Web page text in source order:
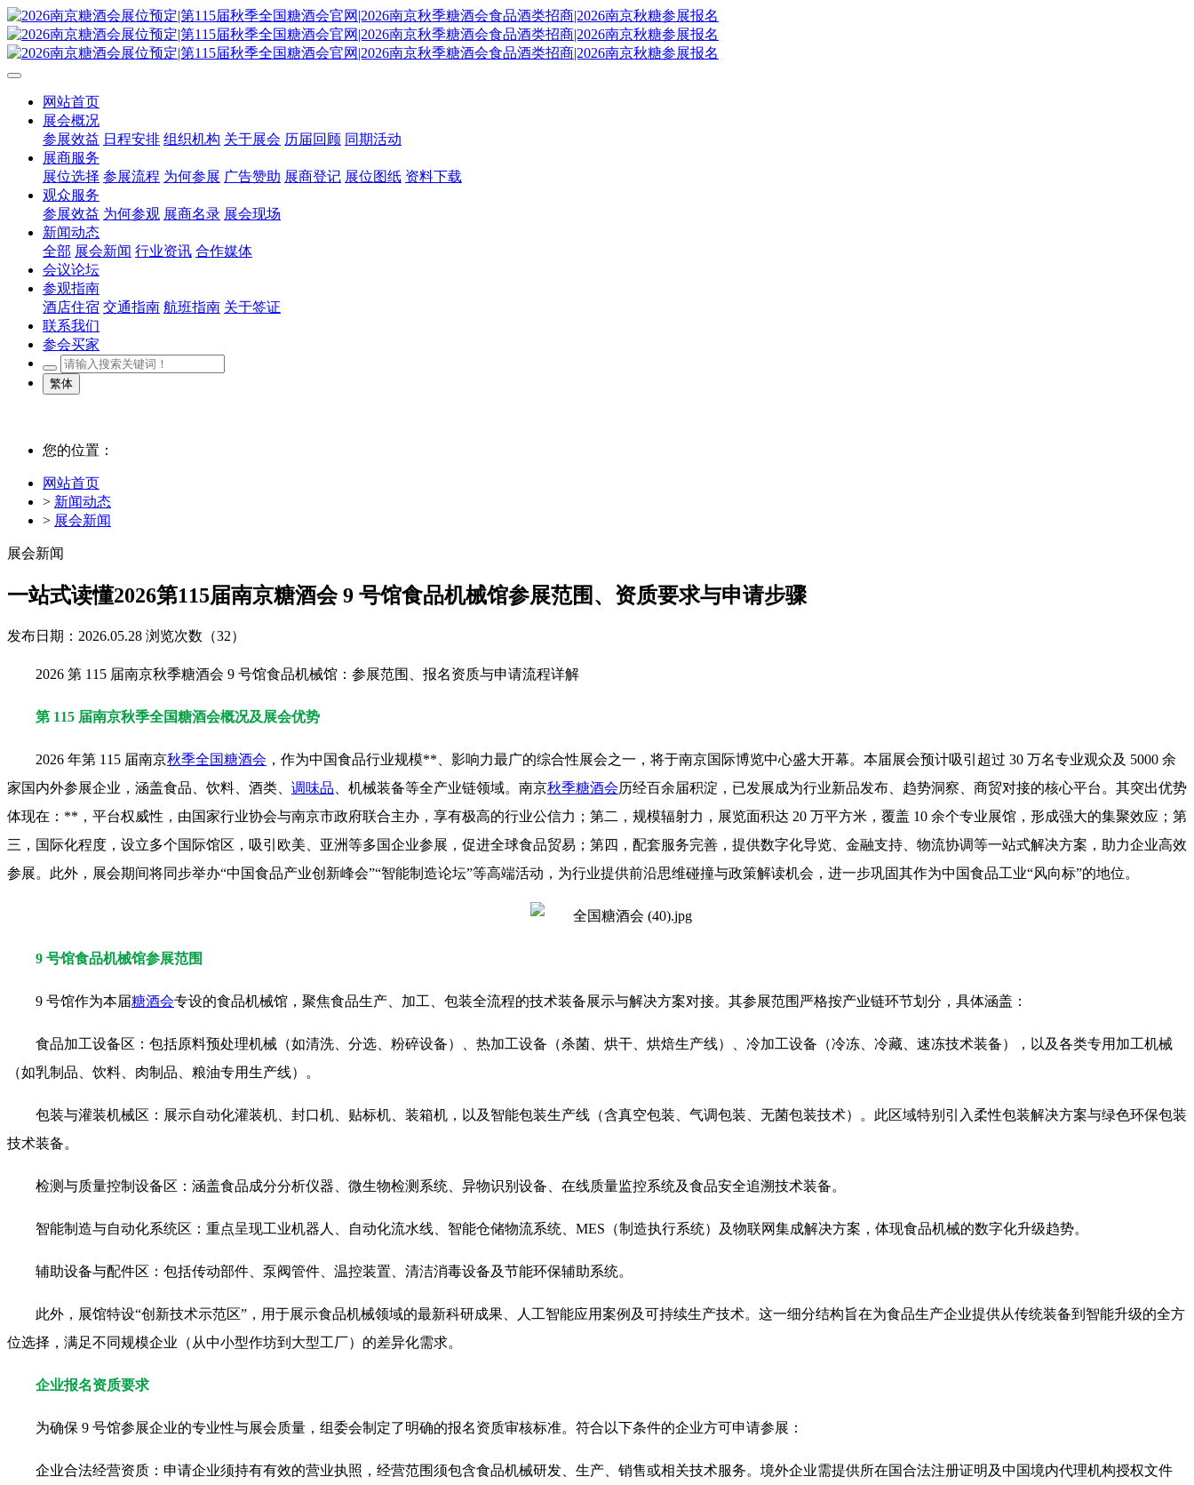
网站首页
展会概况
参展效益 日程安排 组织机构 关于展会 历届回顾 同期活动
展商服务
展位选择 参展流程 为何参展 广告赞助 展商登记 展位图纸 资料下载
观众服务
参展效益 为何参观 展商名录 展会现场
新闻动态
全部 展会新闻 行业资讯 合作媒体
会议论坛
参观指南
酒店住宿 交通指南 航班指南 关于签证
联系我们
参会买家
繁体
您的位置：
网站首页
> 新闻动态
> 展会新闻
展会新闻
一站式读懂2026第115届南京糖酒会 9 号馆食品机械馆参展范围、资质要求与申请步骤
发布日期：2026.05.28 浏览次数（32）
2026 第 115 届南京秋季糖酒会 9 号馆食品机械馆：参展范围、报名资质与申请流程详解
第 115 届南京秋季全国糖酒会概况及展会优势
2026 年第 115 届南京秋季全国糖酒会 ，作为中国食品行业规模**、影响力最广的综合性展会之一，将于南京国际博览中心盛大开幕。本届展会预计吸引超过 30 万名专业观众及 5000 余
家国内外参展企业，涵盖食品、饮料、酒类、 调味品 、机械装备等全产业链领域。南京秋季糖酒会历经百余届积淀，已发展成为行业新品发布、趋势洞察、商贸对接的核心平台。其突出优势
体现在：**，平台权威性，由国家行业协会与南京市政府联合主办，享有极高的行业公信力；第二，规模辐射力，展览面积达 20 万平方米，覆盖 10 余个专业展馆，形成强大的集聚效应；第
三，国际化程度，设立多个国际馆区，吸引欧美、亚洲等多国企业参展，促进全球食品贸易；第四，配套服务完善，提供数字化导览、金融支持、物流协调等一站式解决方案，助力企业高效
参展。此外，展会期间将同步举办“中国食品产业创新峰会”“智能制造论坛”等高端活动，为行业提供前沿思维碰撞与政策解读机会，进一步巩固其作为中国食品工业“风向标”的地位。
9 号馆食品机械馆参展范围
9 号馆作为本届糖酒会专设的食品机械馆，聚焦食品生产、加工、包装全流程的技术装备展示与解决方案对接。其参展范围严格按产业链环节划分，具体涵盖：
食品加工设备区：包括原料预处理机械（如清洗、分选、粉碎设备）、热加工设备（杀菌、烘干、烘焙生产线）、冷加工设备（冷冻、冷藏、速冻技术装备），以及各类专用加工机械
（如乳制品、饮料、肉制品、粮油专用生产线）。
包装与灌装机械区：展示自动化灌装机、封口机、贴标机、装箱机，以及智能包装生产线（含真空包装、气调包装、无菌包装技术）。此区域特别引入柔性包装解决方案与绿色环保包装
技术装备。
检测与质量控制设备区：涵盖食品成分分析仪器、微生物检测系统、异物识别设备、在线质量监控系统及食品安全追溯技术装备。
智能制造与自动化系统区：重点呈现工业机器人、自动化流水线、智能仓储物流系统、MES（制造执行系统）及物联网集成解决方案，体现食品机械的数字化升级趋势。
辅助设备与配件区：包括传动部件、泵阀管件、温控装置、清洁消毒设备及节能环保辅助系统。
此外，展馆特设“创新技术示范区”，用于展示食品机械领域的最新科研成果、人工智能应用案例及可持续生产技术。这一细分结构旨在为食品生产企业提供从传统装备到智能升级的全方
位选择，满足不同规模企业（从中小型作坊到大型工厂）的差异化需求。
企业报名资质要求
为确保 9 号馆参展企业的专业性与展会质量，组委会制定了明确的报名资质审核标准。符合以下条件的企业方可申请参展：
企业合法经营资质：申请企业须持有有效的营业执照，经营范围须包含食品机械研发、生产、销售或相关技术服务。境外企业需提供所在国合法注册证明及中国境内代理机构授权文件